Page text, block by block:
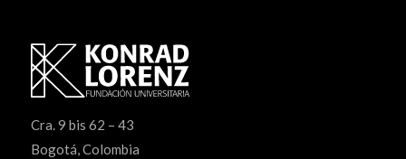
Cra. 9 bis 62 – 43
Bogotá, Colombia